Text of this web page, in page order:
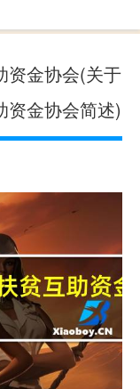
资金协会(关于
资金协会简述)